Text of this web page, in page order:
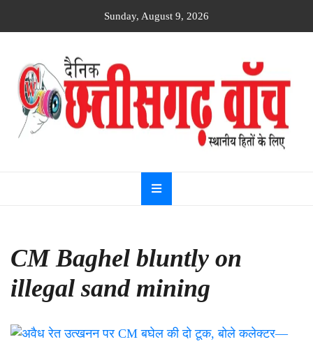
Sunday, August 9, 2026
Dainik
Chhattisgarh
watch
CM Baghel bluntly on
illegal sand mining